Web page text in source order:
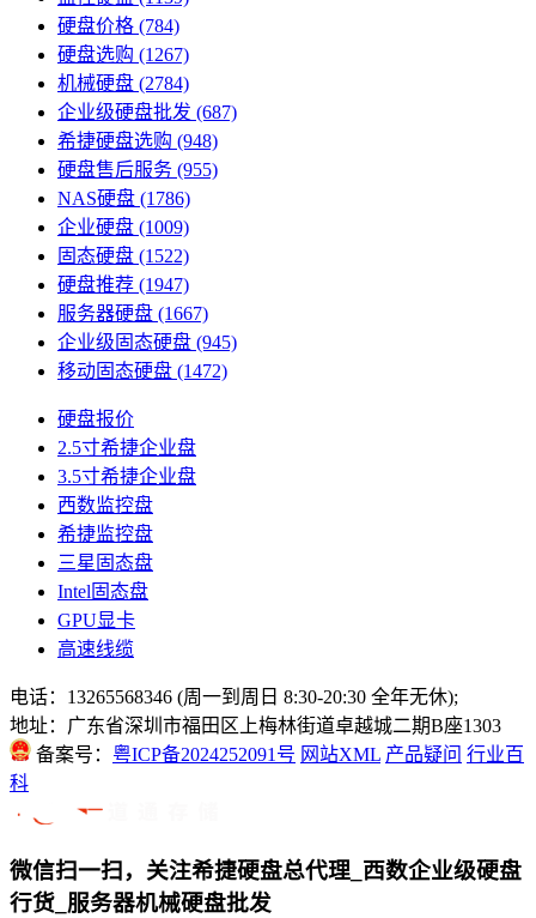
硬盘价格 (784)
硬盘选购 (1267)
机械硬盘 (2784)
企业级硬盘批发 (687)
希捷硬盘选购 (948)
硬盘售后服务 (955)
NAS硬盘 (1786)
企业硬盘 (1009)
固态硬盘 (1522)
硬盘推荐 (1947)
服务器硬盘 (1667)
企业级固态硬盘 (945)
移动固态硬盘 (1472)
硬盘报价
2.5寸希捷企业盘
3.5寸希捷企业盘
西数监控盘
希捷监控盘
三星固态盘
Intel固态盘
GPU显卡
高速线缆
电话：13265568346 (周一到周日 8:30-20:30 全年无休);
地址：广东省深圳市福田区上梅林街道卓越城二期B座1303
备案号： 粤ICP备2024252091号 网站XML 产品疑问 行业百
科
微信扫一扫，关注希捷硬盘总代理_西数企业级硬盘
行货_服务器机械硬盘批发